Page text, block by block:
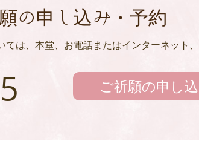
の申し込み・予約
は、本堂、お電話またはインターネット
ご祈願の申し